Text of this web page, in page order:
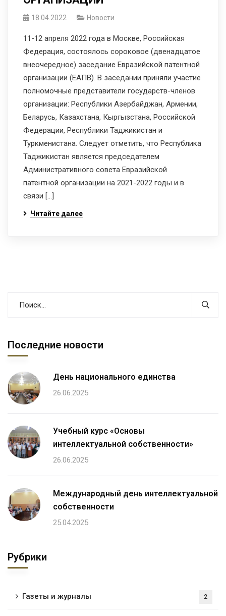
18.04.2022 Новости
11-12 апреля 2022 года в Москве, Российская
Федерация, состоялось сороковое (двенадцатое
внеочередное) заседание Евразийской патентной
организации (ЕАПВ). В заседании приняли участие
полномочные представители государств-членов
организации: Республики Азербайджан, Армении,
Беларусь, Казахстана, Кыргызстана, Российской
Федерации, Республики Таджикистан и
Туркменистана. Следует отметить, что Республика
Таджикистан является председателем
Административного совета Евразийской
патентной организации на 2021-2022 годы и в
связи […]
Читайте далее
Последние новости
День национального единства
26.06.2025
Учебный курс «Основы
интеллектуальной собственности»
26.06.2025
Международный день интеллектуальной
собственности
25.04.2025
Рубрики
Газеты и журналы 2